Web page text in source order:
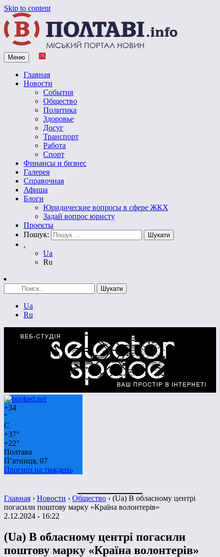
Skip to content
Vpoltave.info
Полтавский портал новостей
Меню
Главная
Новости
События
Общество
Политика
Здоровье
Досуг
Транспорт
Работа
Спорт
Финансы и бизнес
Галерея
Справочная
Афиша
Блоги
Юридические вопросы в сфере ЖКХ
Задай вопрос юристу
Проекты
Пошук:
.
Ua
Ru
Ua
Ru
+34
°
C
+37°
+22°
Полтава
П’ятниця, 07
Прогноз на тиждень
Главная › Новости › Общество › (Ua) В обласному центрі
погасили поштову марку «Країна волонтерів»
2.12.2024 - 16:22
(Ua) В обласному центрі погасили
поштову марку «Країна волонтерів»